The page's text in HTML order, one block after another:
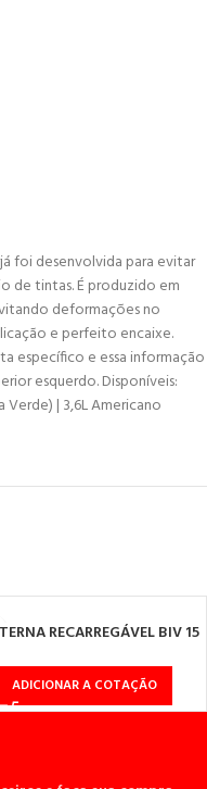
foi desenvolvida para evitar
de tintas. É produzido em
deformações no
e perfeito encaixe.
específico e essa informação
esquerdo. Disponíveis:
Verde) | 3,6L Americano
RECARREGÁVEL BIV 15
ADICIONAR A COTAÇÃO